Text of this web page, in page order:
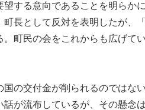
する意向であることを明らか
長として反対を表明したが、
町民の会をこれからも広げて
の交付金が削られるのではな
が流布しているが、その懸念